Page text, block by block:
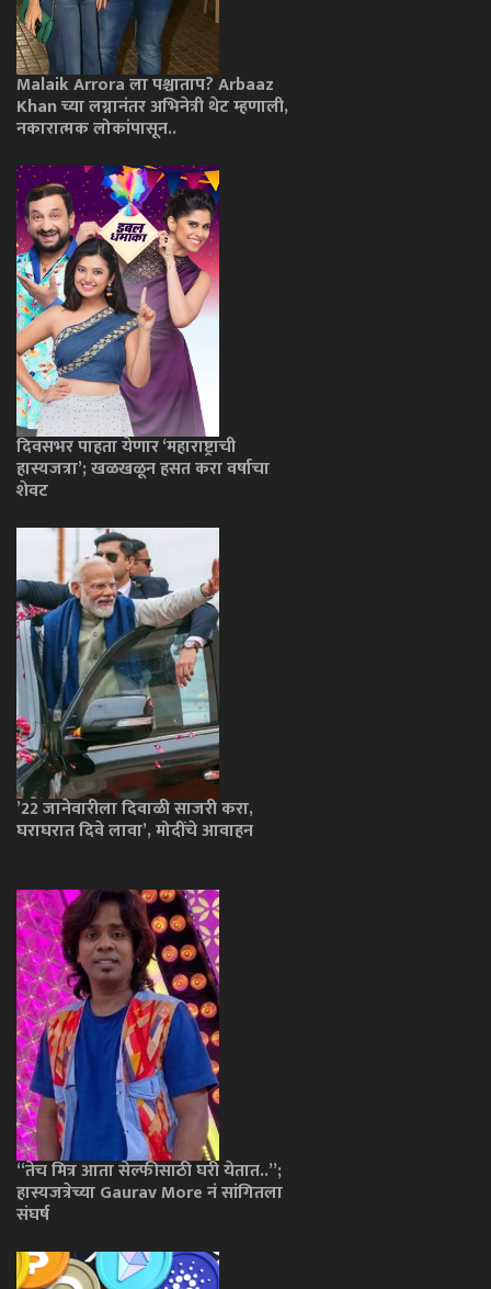
Malaik Arrora ला पश्चाताप? Arbaaz
Khan च्या लग्नानंतर अभिनेत्री थेट म्हणाली,
नकारात्मक लोकांपासून..
दिवसभर पाहता येणार ‘महाराष्ट्राची
हास्यजत्रा’; खळखळून हसत करा वर्षाचा
शेवट
’22 जानेवारीला दिवाळी साजरी करा,
घराघरात दिवे लावा’, मोदींचे आवाहन
“तेच मित्र आता सेल्फीसाठी घरी येतात..”;
हास्यजत्रेच्या Gaurav More नं सांगितला
संघर्ष